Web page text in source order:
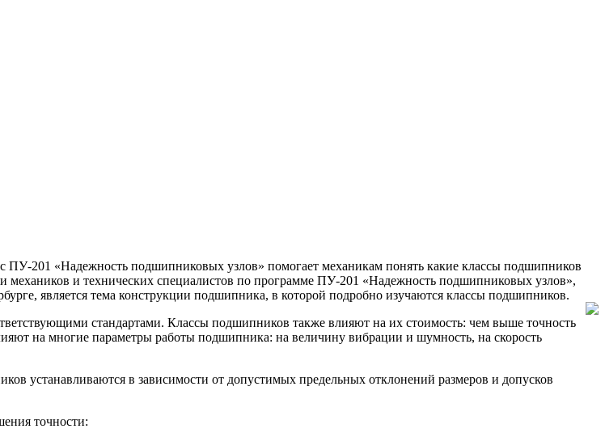
201 «Надежность подшипниковых узлов» помогает механикам понять какие классы подшипников
и технических специалистов по программе ПУ-201 «Надежность подшипниковых узлов»,
является тема конструкции подшипника, в которой подробно изучаются классы подшипников.
стандартами. Классы подшипников также влияют на их стоимость: чем выше точность
на многие параметры работы подшипника: на величину вибрации и шумность, на скорость
устанавливаются в зависимости от допустимых предельных отклонений размеров и допусков
точности: